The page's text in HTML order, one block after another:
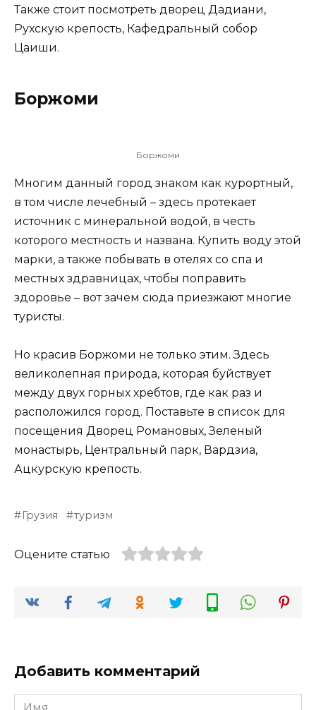
Также стоит посмотреть дворец Дадиани,
Рухскую крепость, Кафедральный собор
Цаиши.
Боржоми
Боржоми
Многим данный город знаком как курортный,
в том числе лечебный – здесь протекает
источник с минеральной водой, в честь
которого местность и названа. Купить воду этой
марки, а также побывать в отелях со спа и
местных здравницах, чтобы поправить
здоровье – вот зачем сюда приезжают многие
туристы.
Но красив Боржоми не только этим. Здесь
великолепная природа, которая буйствует
между двух горных хребтов, где как раз и
расположился город. Поставьте в список для
посещения Дворец Романовых, Зеленый
монастырь, Центральный парк, Вардзиа,
Ацкурскую крепость.
Грузия туризм
Оцените статью
Добавить комментарий
Имя